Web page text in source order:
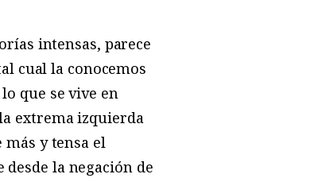
intensas, parece
cual la conocemos
que se vive en
extrema izquierda
más y tensa el
la negación de